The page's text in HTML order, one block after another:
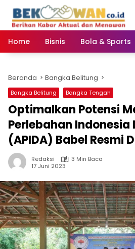
konten
Home
Bisnis Bola & Sports
Beranda Bangka Belitung
Bangka Belitung Bangka Tengah
Optimalkan Potensi
Perlebahan Indonesia
(APIDA) Babel Resmi
Redaksi
3 Min Baca
17 Juni 2023